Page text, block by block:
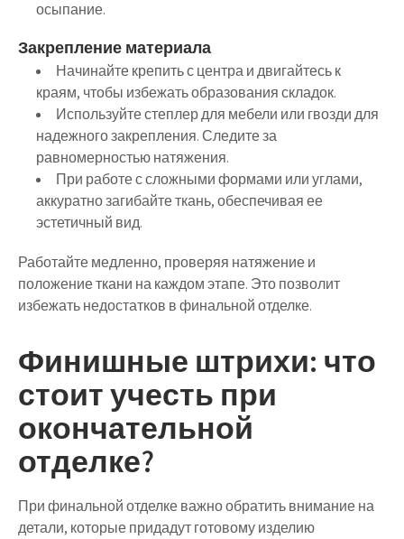
осыпание.
Закрепление материала
Начинайте крепить с центра и двигайтесь к
краям, чтобы избежать образования складок.
Используйте степлер для мебели или гвозди для
надежного закрепления. Следите за
равномерностью натяжения.
При работе с сложными формами или углами,
аккуратно загибайте ткань, обеспечивая ее
эстетичный вид.
Работайте медленно, проверяя натяжение и
положение ткани на каждом этапе. Это позволит
избежать недостатков в финальной отделке.
Финишные штрихи: что
стоит учесть при
окончательной
отделке?
При финальной отделке важно обратить внимание на
детали, которые придадут готовому изделию